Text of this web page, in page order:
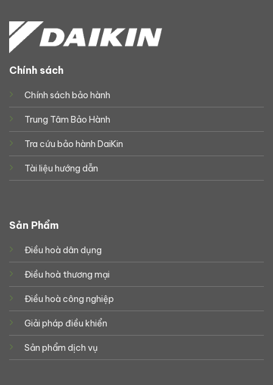
Chính sách
Chính sách bảo hành
Trung Tâm Bảo Hành
Tra cứu bảo hành DaiKin
Tài liệu hướng dẫn
Sản Phẩm
Điều hoà dân dụng
Điều hoà thương mại
Điều hoà công nghiệp
Giải pháp điều khiển
Sản phẩm dịch vụ